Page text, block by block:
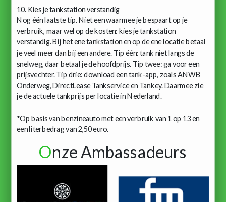
10. Kies je tankstation verstandig
Nog één laatste tip. Niet een waarmee je bespaart op je
verbruik, maar wel op de kosten: kies je tankstation
verstandig. Bij het ene tankstation en op de ene locatie betaal
je veel meer dan bij een andere. Tip één: tank niet langs de
snelweg, daar betaal je de hoofdprijs. Tip twee: ga voor een
prijsvechter. Tip drie: download een tank-app, zoals ANWB
Onderweg, DirectLease Tankservice en Tankey. Daarmee zie
je de actuele tankprijs per locatie in Nederland.
*Op basis van benzineauto met een verbruik van 1 op 13 en
een literbedrag van 2,50 euro.
Onze Ambassadeurs